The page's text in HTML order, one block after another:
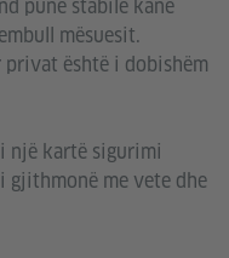
pune stabile kanë
mësuesit.
është i dobishëm
një kartë sigurimi
gjithmonë me vete dhe